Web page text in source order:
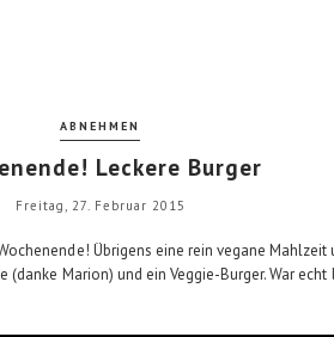
ABNEHMEN
Leckere Burger
Freitag, 27. Februar 2015
Übrigens eine rein vegane Mahlzeit
Marion) und ein Veggie-Burger. War